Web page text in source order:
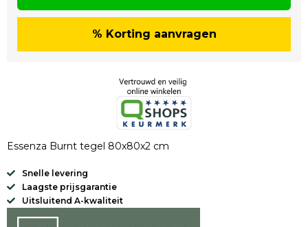
% Korting aanvragen
Essenza Burnt tegel 80x80x2 cm
Snelle levering
Laagste prijsgarantie
Uitsluitend A-kwaliteit